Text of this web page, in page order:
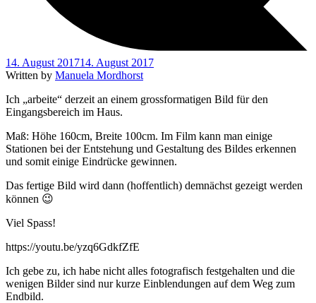
14. August 201714. August 2017
Written by Manuela Mordhorst
Ich „arbeite“ derzeit an einem grossformatigen Bild für den
Eingangsbereich im Haus.
Maß: Höhe 160cm, Breite 100cm. Im Film kann man einige
Stationen bei der Entstehung und Gestaltung des Bildes erkennen
und somit einige Eindrücke gewinnen.
Das fertige Bild wird dann (hoffentlich) demnächst gezeigt werden
können 😉
Viel Spass!
https://youtu.be/yzq6GdkfZfE
Ich gebe zu, ich habe nicht alles fotografisch festgehalten und die
wenigen Bilder sind nur kurze Einblendungen auf dem Weg zum
Endbild.